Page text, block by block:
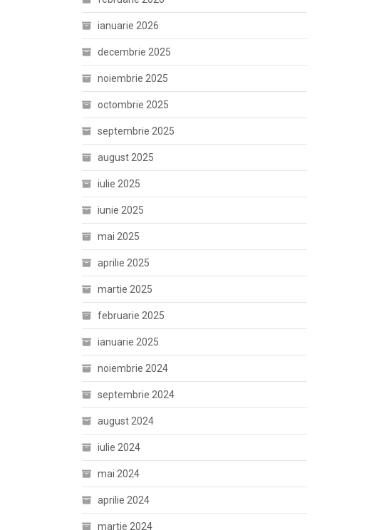
ianuarie 2026
decembrie 2025
noiembrie 2025
octombrie 2025
septembrie 2025
august 2025
iulie 2025
iunie 2025
mai 2025
aprilie 2025
martie 2025
februarie 2025
ianuarie 2025
noiembrie 2024
septembrie 2024
august 2024
iulie 2024
mai 2024
aprilie 2024
martie 2024